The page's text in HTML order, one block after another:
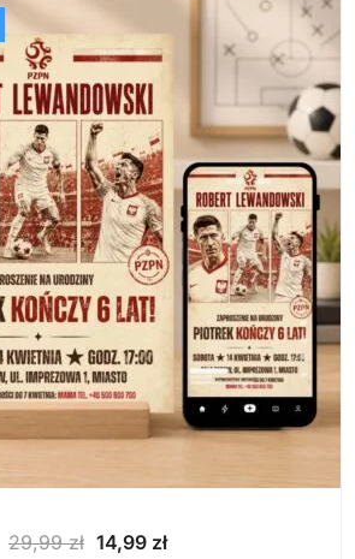
29,99zł Pierwotna
14,99 złAktualna